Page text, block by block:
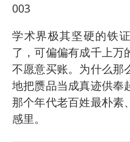
003
学术界极其坚硬的铁
了，可偏偏有成千上万
不愿意买账。为什么那
地把赝品当成真迹供奉
那个年代老百姓最朴素
感里。